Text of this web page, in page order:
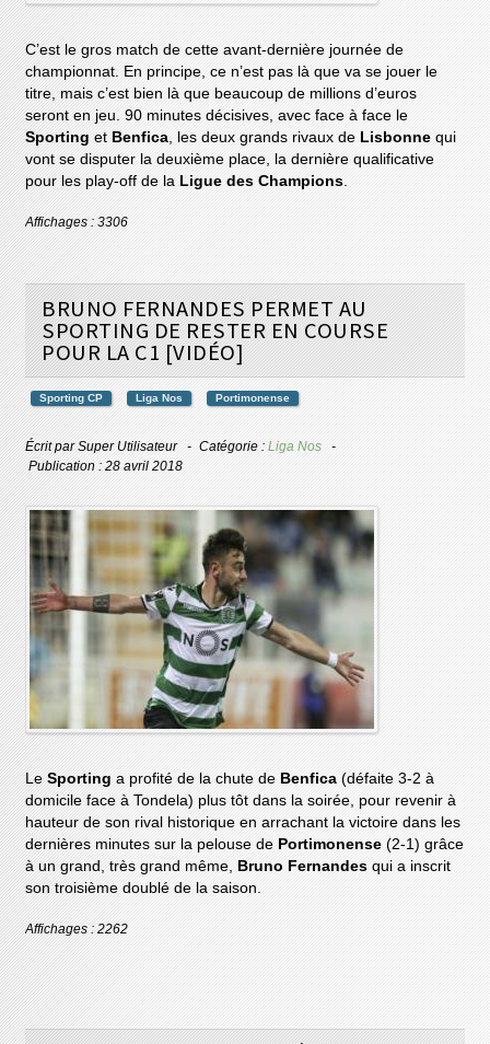
C’est le gros match de cette avant-dernière journée de
championnat. En principe, ce n’est pas là que va se jouer le
titre, mais c’est bien là que beaucoup de millions d’euros
seront en jeu. 90 minutes décisives, avec face à face le
Sporting et Benfica, les deux grands rivaux de Lisbonne qui
vont se disputer la deuxième place, la dernière qualificative
pour les play-off de la Ligue des Champions.
Affichages : 3306
BRUNO FERNANDES PERMET AU
SPORTING DE RESTER EN COURSE
POUR LA C1 [VIDÉO]
Sporting CP Liga Nos Portimonense
Écrit parSuper Utilisateur Catégorie :Liga Nos
Publication : 28 avril 2018
LeSportinga profité de la chute de Benfica(défaite 3-2 à
domicile face à Tondela) plus tôt dans la soirée, pour revenir à
hauteur de son rival historique en arrachant la victoire dans les
dernières minutes sur la pelouse de Portimonense(2-1) grâce
à un grand, très grand même, Bruno Fernandes qui a inscrit
son troisième doublé de la saison.
Affichages : 2262